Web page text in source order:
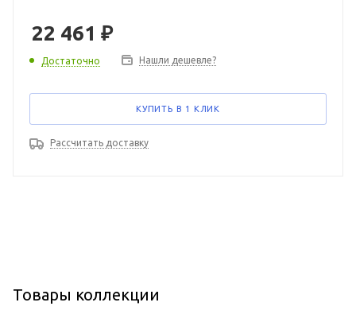
22 461 ₽
Достаточно Нашли дешевле?
КУПИТЬ В 1 КЛИК
Рассчитать доставку
Товары коллекции